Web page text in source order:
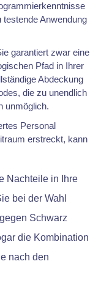
Anwendung
garantiert zwar eine
Pfad in Ihrer
Abdeckung
die zu unendlich
unmöglich.
Personal
erstreckt, kann
Nachteile in Ihre
bei der Wahl
gegen Schwarz
die Kombination
nach den